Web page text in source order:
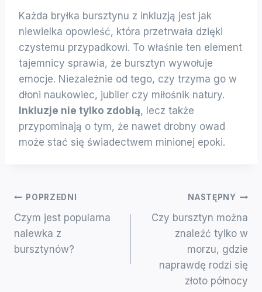
Każda bryłka bursztynu z inkluzją jest jak
niewielka opowieść, która przetrwała dzięki
czystemu przypadkowi. To właśnie ten element
tajemnicy sprawia, że bursztyn wywołuje
emocje. Niezależnie od tego, czy trzyma go w
dłoni naukowiec, jubiler czy miłośnik natury.
Inkluzje nie tylko zdobią, lecz także
przypominają o tym, że nawet drobny owad
może stać się świadectwem minionej epoki.
Nawigacja
Wpisu
POPRZEDNI
Czym jest popularna
nalewka z
bursztynów?
NASTĘPNY
Czy bursztyn można
znaleźć tylko w
morzu, gdzie
naprawdę rodzi się
złoto północy